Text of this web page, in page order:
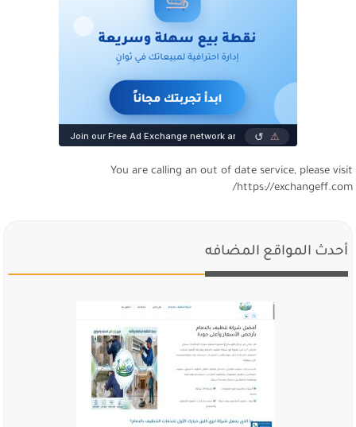
You are calling an out of date service, please visit
https://exchangeff.com/
أحدث المواقع المضافه